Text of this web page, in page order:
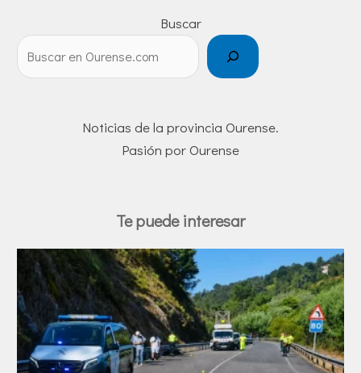
Buscar
Noticias de la provincia Ourense.
Pasión por Ourense
Te puede interesar